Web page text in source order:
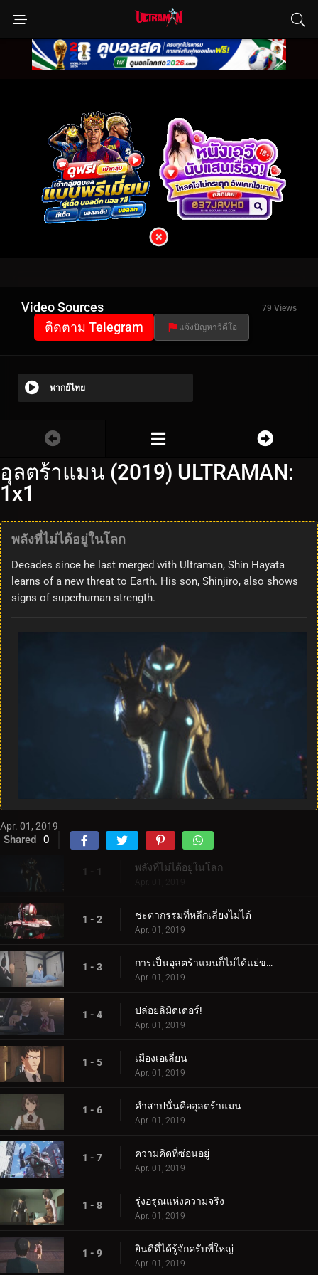
Video Sources 79 Views
ติดตาม Telegram แจ้งปัญหาวีดีโอ
พากย์ไทย
อุลตร้าแมน (2019) ULTRAMAN:
1x1
พลังที่ไม่ได้อยู่ในโลก
Decades since he last merged with Ultraman, Shin Hayata
learns of a new threat to Earth. His son, Shinjiro, also shows
signs of superhuman strength.
Apr. 01, 2019
Shared 0
1 - 1 พลังที่ไม่ได้อยู่ในโลก
Apr. 01, 2019
1 - 2 ชะตากรรมที่หลีกเลี่ยงไม่ได้
Apr. 01, 2019
1 - 3 การเป็นอุลตร้าแมนก็ไม่ได้แย่ขนาดนั้น
Apr. 01, 2019
1 - 4 ปล่อยลิมิตเตอร์!
Apr. 01, 2019
1 - 5 เมืองเอเลี่ยน
Apr. 01, 2019
1 - 6 คำสาปนั่นคืออุลตร้าแมน
Apr. 01, 2019
1 - 7 ความคิดที่ซ่อนอยู่
Apr. 01, 2019
1 - 8 รุ่งอรุณแห่งความจริง
Apr. 01, 2019
1 - 9 ยินดีที่ได้รู้จักครับพี่ใหญ่
Apr. 01, 2019